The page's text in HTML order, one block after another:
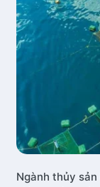
Ngành thủy